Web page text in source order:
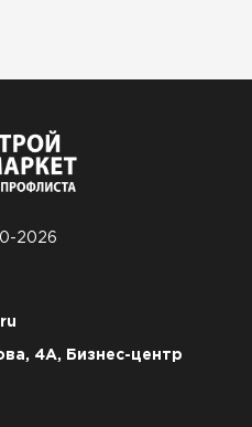
2026
4А, Бизнес-центр